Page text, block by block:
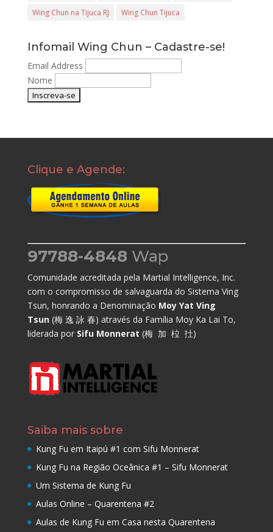
Wing Chun na Tijuca RJ
Wing Chun Tijuca
Infomail Wing Chun – Cadastre-se!
Email Address
Nome
Clique e Agende:
97788-4848 Wap
Comunidade acreditada pela Martial Intelligence, Inc.
com o compromisso de salvaguarda do Sistema Ving
Tsun, honrando a Denominação Moy Yat Ving
Tsun (梅 逸 詠 春) através da Família Moy Ka Lai To,
liderada por Sifu Monnerat (梅 加 柆 扗)
Saiba mais sobre
Kung Fu em Itaipú #1 com Sifu Monnerat
Kung Fu na Região Oceânica #1 – Sifu Monnerat
Um Sistema de Kung Fu
Aulas Online – Quarentena #2
Aulas de Kung Fu em Casa nesta Quarentena